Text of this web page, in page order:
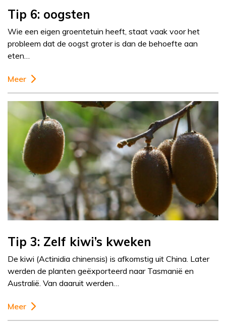
Tip 6: oogsten
Wie een eigen groentetuin heeft, staat vaak voor het
probleem dat de oogst groter is dan de behoefte aan
eten…
Meer
Tip 3: Zelf kiwi’s kweken
De kiwi (Actinidia chinensis) is afkomstig uit China. Later
werden de planten geëxporteerd naar Tasmanië en
Australië. Van daaruit werden…
Meer